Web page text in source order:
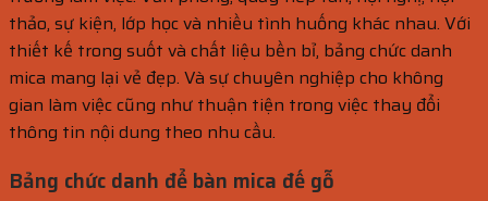
thảo, sự kiện, lớp học và nhiều tình huống khác nhau. Với
thiết kế trong suốt và chất liệu bền bỉ, bảng chức danh
mica mang lại vẻ đẹp. Và sự chuyên nghiệp cho không
gian làm việc cũng như thuận tiện trong việc thay đổi
thông tin nội dung theo nhu cầu.
Bảng chức danh để bàn mica đế gỗ